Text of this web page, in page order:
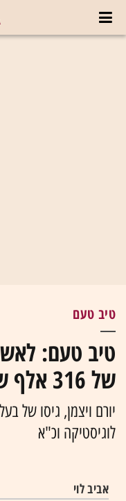
טיב טעם
טיב טעם:
של 316 אלף שקל
יורם ויצמן, גיסו של
לוגיסטיקה וכ"א
אביב לוי